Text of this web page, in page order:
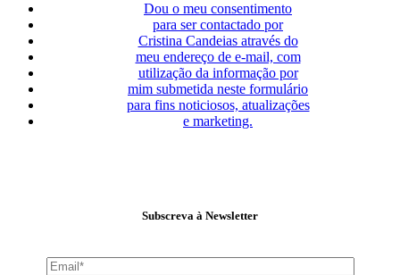
Dou o meu consentimento
para ser contactado por
Cristina Candeias através do
meu endereço de e-mail, com
utilização da informação por
mim submetida neste formulário
para fins noticiosos, atualizações
e marketing.
Subscreva à Newsletter